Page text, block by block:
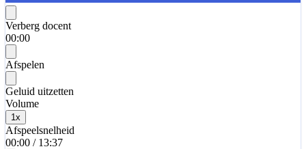
Verberg docent
00:00
Afspelen
Geluid uitzetten
Volume
1 x
Afspeelsnelheid
00:00 / 13:37